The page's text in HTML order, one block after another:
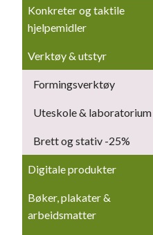
Konkreter og taktile
hjelpemidler
Verktøy & utstyr
Formingsverktøy
Uteskole & laboratorium
Brett og stativ -25%
Digitale produkter
Bøker, plakater &
arbeidsmatter